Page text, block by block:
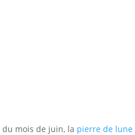
du mois de juin, la pierre de lune